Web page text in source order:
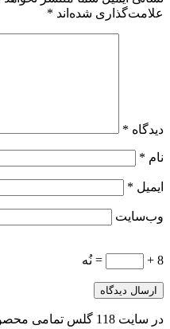
علامت‌گذاری شده‌اند *
دیدگاه *
نام *
ایمیل *
وب‌سایت
8 + = نُه
در سایت 118 گلس